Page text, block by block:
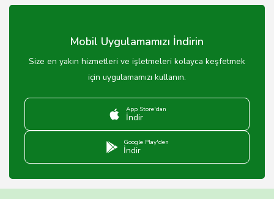
sunmaktadır.
Mobil Uygulamamızı İndirin
Size en yakın hizmetleri ve işletmeleri kolayca keşfetmek
için uygulamamızı kullanın.
App Store'dan
İndir
Google Play'den
İndir